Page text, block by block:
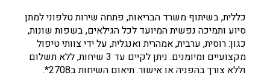
כללית, בשיתוף משרד הבריאות, פתחה שירות טלפוני למתן
סיוע ותמיכה נפשית המיועד לכל הגילאים, בשפות שונות,
כגון: רוסית, ערבית, אמהרית ואנגלית, על ידי צוותי טיפול
מקצועיים ומיומנים. ניתן לקיים עד 3 שיחות, ללא תשלום
וללא צורך בהפניה או אישור. תיאום השיחות ב2708*.